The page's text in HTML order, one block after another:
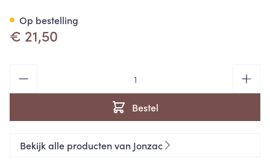
€ 21,50
Bestel
Op bestelling
Bekijk alle producten van Jonzac